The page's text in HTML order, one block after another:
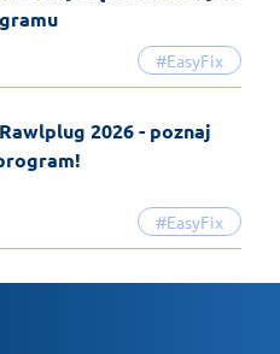
#EasyFix
#EasyFix
2026 - poznaj